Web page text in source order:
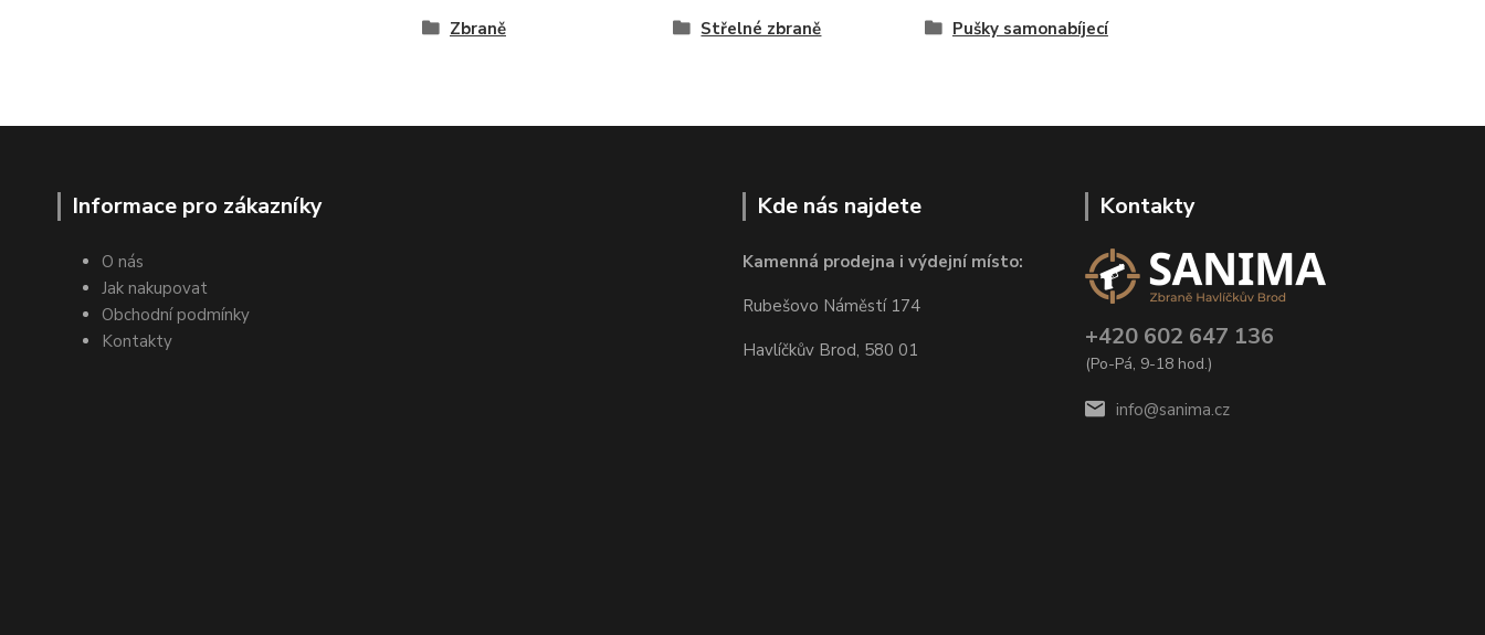
Zbraně Střelné zbraně Pušky samonabíjecí
Informace pro zákazníky
O nás
Jak nakupovat
Obchodní podmínky
Kontakty
Kde nás najdete
Kamenná prodejna i výdejní místo:
Rubešovo Náměstí 174
Havlíčkův Brod, 580 01
Kontakty
+420 602 647 136
(Po-Pá, 9-18 hod.)
info@sanima.cz